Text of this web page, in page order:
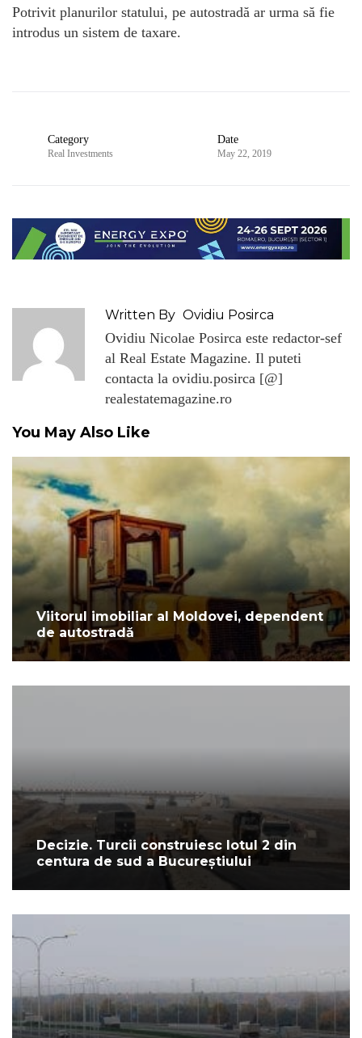
Potrivit planurilor statului, pe autostradă ar urma să fie
introdus un sistem de taxare.
Category
Real Investments
Date
May 22, 2019
Written By Ovidiu Posirca
Ovidiu Nicolae Posirca este redactor-sef
al Real Estate Magazine. Il puteti
contacta la ovidiu.posirca [@]
realestatemagazine.ro
You May Also Like
Viitorul imobiliar al Moldovei, dependent
de autostradă
Decizie. Turcii construiesc lotul 2 din
centura de sud a Bucureștiului